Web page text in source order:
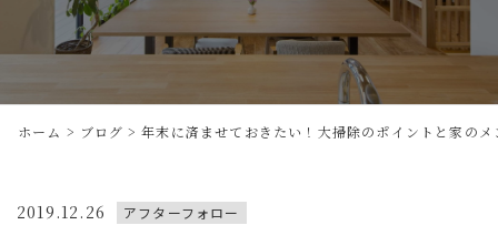
開
く
ホーム ブログ 年末に済ませておきたい！大掃除のポイントと家のメ
2019.12.26 アフターフォロー